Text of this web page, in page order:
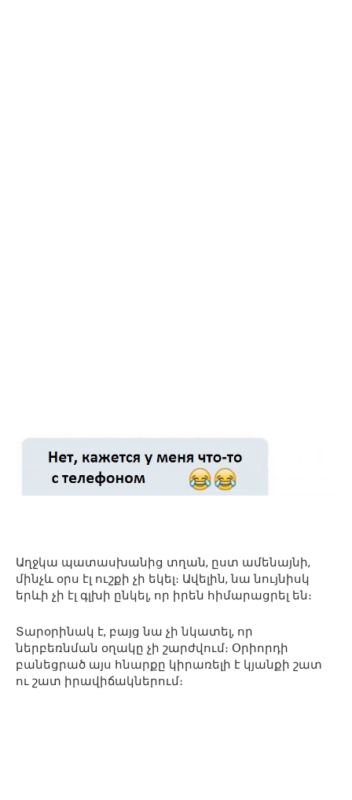
Աղջկա պատասխանից տղան, ըստ ամենայնի,
մինչև օրս էլ ուշքի չի եկել։ Ավելին, նա նույնիսկ
երևի չի էլ գլխի ընկել, որ իրեն հիմարացրել են։
Տարօրինակ է, բայց նա չի նկատել, որ
ներբեռնման օղակը չի շարժվում։ Օրիորդի
բանեցրած այս հնարքը կիրառելի է կյանքի շատ
ու շատ իրավիճակներում։